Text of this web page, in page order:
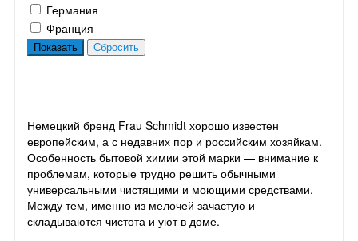
Германия
Франция
Немецкий бренд Frau Schmidt хорошо известен
европейским, а с недавних пор и российским хозяйкам.
Особенность бытовой химии этой марки — внимание к
проблемам, которые трудно решить обычными
универсальными чистящими и моющими средствами.
Между тем, именно из мелочей зачастую и
складываются чистота и уют в доме.